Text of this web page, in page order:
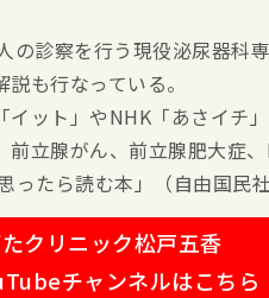
の診察を行う現役泌尿器科
も行なっている。
イット」やNHK「あさイチ
前立腺がん、前立腺肥大症
ったら読む本」（自由国民
クリニック松戸五香
チャンネルはこちら